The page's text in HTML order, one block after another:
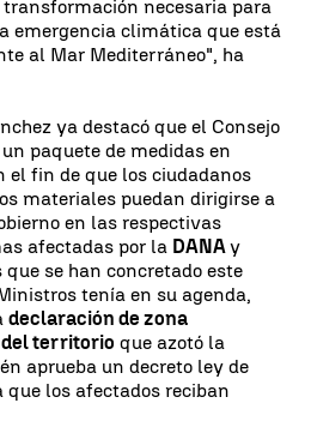
transformación necesaria para
emergencia climática que está
al Mar Mediterráneo", ha
ya destacó que el Consejo
paquete de medidas en
el fin de que los ciudadanos
materiales puedan dirigirse a
en las respectivas
afectadas por la DANAy
se han concretado este
tenía en su agenda,
declaración de zona
territorio que azotó la
aprueba un decreto ley de
los afectados reciban